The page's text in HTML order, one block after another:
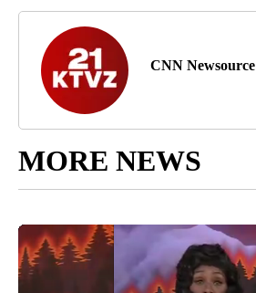
CNN Newsource
MORE NEWS